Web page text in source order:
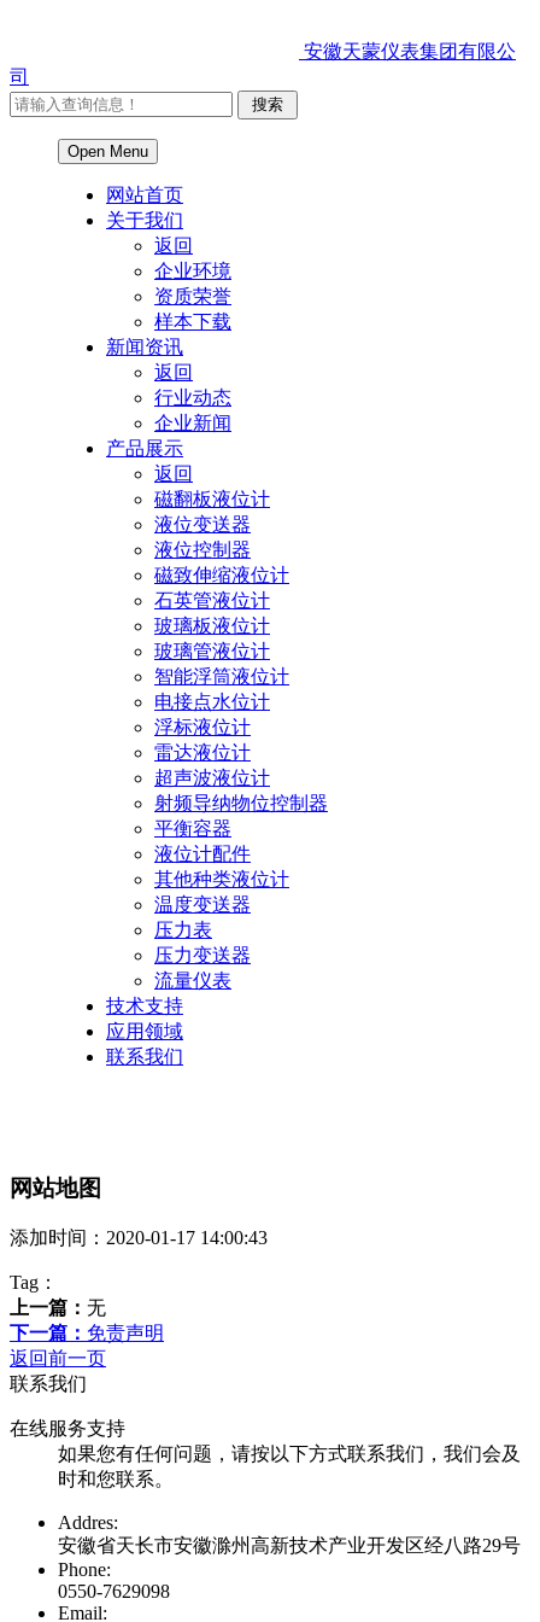
安徽天蒙仪表集团有限公
司
Open Menu
网站首页
关于我们
返回
企业环境
资质荣誉
样本下载
新闻资讯
返回
行业动态
企业新闻
产品展示
返回
磁翻板液位计
液位变送器
液位控制器
磁致伸缩液位计
石英管液位计
玻璃板液位计
玻璃管液位计
智能浮筒液位计
电接点水位计
浮标液位计
雷达液位计
超声波液位计
射频导纳物位控制器
平衡容器
液位计配件
其他种类液位计
温度变送器
压力表
压力变送器
流量仪表
技术支持
应用领域
联系我们
网站地图
添加时间：2020-01-17 14:00:43
Tag：
上一篇： 无
下一篇： 免责声明
返回前一页
联系我们
在线服务支持
如果您有任何问题，请按以下方式联系我们，我们会及
时和您联系。
Addres:
安徽省天长市安徽滁州高新技术产业开发区经八路29号
Phone:
0550-7629098‬
Email: